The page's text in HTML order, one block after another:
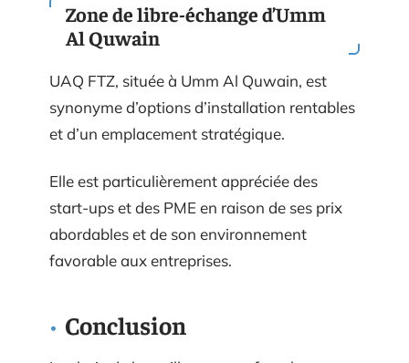
Zone de libre-échange d’Umm
Al Quwain
UAQ FTZ, située à Umm Al Quwain, est
synonyme d’options d’installation rentables
et d’un emplacement stratégique.
Elle est particulièrement appréciée des
start-ups et des PME en raison de ses prix
abordables et de son environnement
favorable aux entreprises.
Conclusion